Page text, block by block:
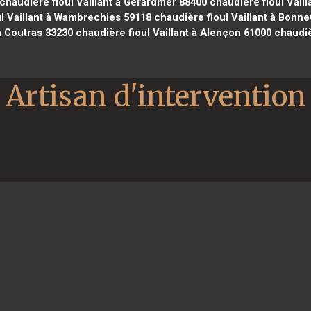
à Wambrechies 59118chaudière fioul Vaillant à
33230chaudière fioul Vaillant à Alençon 61000
Artisan d'intervention